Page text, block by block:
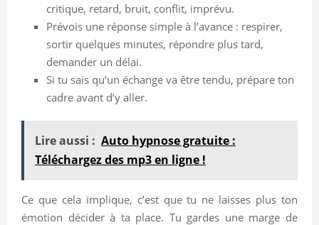
critique, retard, bruit, conflit, imprévu.
Prévois une réponse simple à l’avance : respirer,
sortir quelques minutes, répondre plus tard,
demander un délai.
Si tu sais qu’un échange va être tendu, prépare ton
cadre avant d’y aller.
Lire aussi : Auto hypnose gratuite :
Téléchargez des mp3 en ligne !
Ce que cela implique, c’est que tu ne laisses plus ton
émotion décider à ta place. Tu gardes une marge de